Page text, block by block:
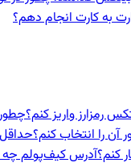
به کارت انجام دهم؟
رمزارز واریز کنم؟
آن را انتخاب کنم؟
آدرس کیف‌پولم چه